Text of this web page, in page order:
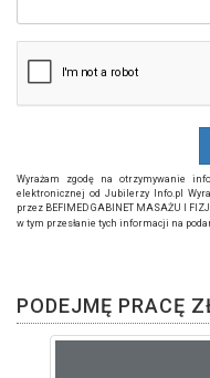
Wyrażam zgodę na otrzymywanie
elektronicznej od Jubilerzy Info.pl
przez BEFIMED GABINET MASAŻU I
w tym przesłanie tych informacji na
PODEJMĘ PRACĘ